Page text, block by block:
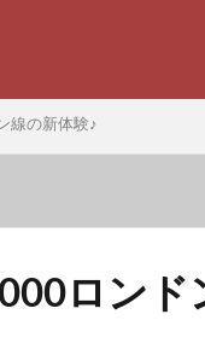
線の新体験♪
ロンド